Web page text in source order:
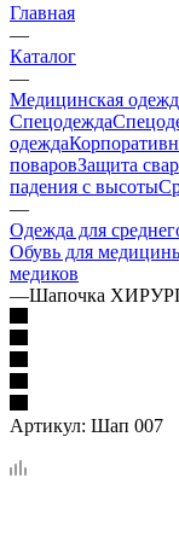
Главная
—
Каталог
—
Медицинская
Спецодежда
одежда
поваровЗащита
падения с высоты
—
Одежда для
Обувь для
медиков
—Шапочка
Артикул: Шап 007